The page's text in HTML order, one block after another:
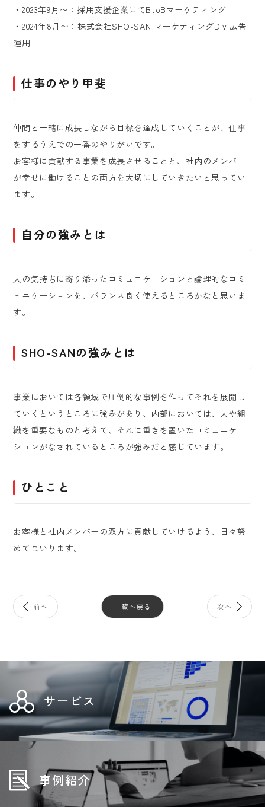
・2023年9月〜：採用支援企業にてBtoBマーケティング
・2024年8月〜：株式会社SHO-SAN マーケティングDiv 広告
運用
仕事のやり甲斐
仲間と一緒に成長しながら目標を達成していくことが、仕事
をするうえでの一番のやりがいです。
お客様に貢献する事業を成長させることと、社内のメンバー
が幸せに働けることの両方を大切にしていきたいと思ってい
ます。
自分の強みとは
人の気持ちに寄り添ったコミュニケーションと論理的なコミ
ュニケーションを、バランス良く使えるところかなと思いま
す。
SHO-SANの強みとは
事業においては各領域で圧倒的な事例を作ってそれを展開し
ていくというところに強みがあり、内部においては、人や組
織を重要なものと考えて、それに重きを置いたコミュニケー
ションがなされているところが強みだと感じています。
ひとこと
お客様と社内メンバーの双方に貢献していけるよう、日々努
めてまいります。
一覧へ戻る
サービス
事例紹介